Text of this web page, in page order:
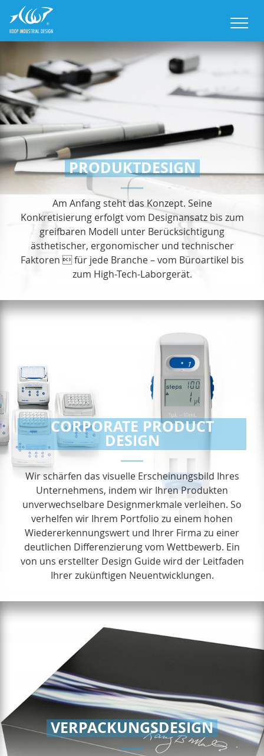
PRODUKTDESIGN
Am Anfang steht das Konzept. Seine
Konkretisierung erfolgt vom Designansatz bis zum
greifbaren Modell unter Berücksichtigung
ästhetischer, ergonomischer und technischer
Faktoren  für jede Branche – vom Büroartikel bis
zum High-Tech-Laborgerät.
CORPORATE PRODUCT
DESIGN
Wir schärfen das visuelle Erscheinungsbild Ihres
Unter­nehmens, indem wir Ihren Produkten
unverwechselbare Designmerkmale verleihen. So
verhelfen wir Ihrem Portfolio zu einem hohen
Wiedererkennungswert und Ihrer Firma zu einer
deutlichen Differenzierung vom Wettbewerb. Ein
von uns erstellter Design Guide wird der Leitfaden
Ihrer zukünftigen Neuentwicklungen.
VERPACKUNGSDESIGN